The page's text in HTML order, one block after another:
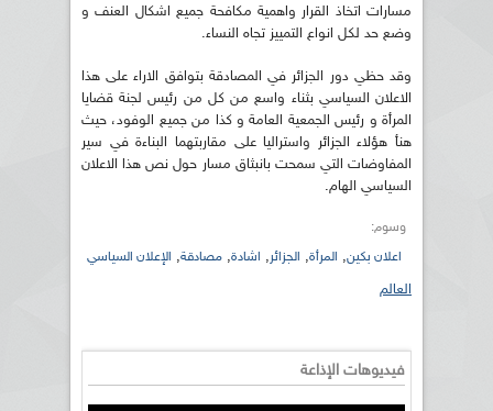
مسارات اتخاذ القرار واهمية مكافحة جميع اشكال العنف و
وضع حد لكل انواع التمييز تجاه النساء.
وقد حظي دور الجزائر في المصادقة بتوافق الاراء على هذا
الاعلان السياسي بثناء واسع من كل من رئيس لجنة قضايا
المرأة و رئيس الجمعية العامة و كذا من جميع الوفود، حيث
هنأ هؤلاء الجزائر واستراليا على مقاربتهما البناءة في سير
المفاوضات التي سمحت بانبثاق مسار حول نص هذا الاعلان
السياسي الهام.
وسوم:
اعلان بكين, المرأة, الجزائر, اشادة, مصادقة, الإعلان السياسي
العالم
فيديوهات الإذاعة